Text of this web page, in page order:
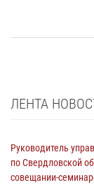
ЛЕНТА
Руководитель
по Свердловской
совещании-